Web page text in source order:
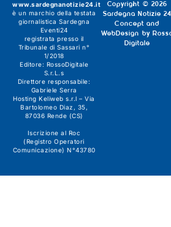
Copyright © 2026
Sardegna Notizie 24
Concept and
WebDesign by
Digitale
www.sardegnanotizie24.it
è un marchio della testata
giornalistica Sardegna
Eventi24
registrata presso il
Tribunale di Sassari n°
1/2018
Editore: RossoDigitale
S.r.L.s
Direttore responsabile:
Gabriele Serra
Hosting Keliweb s.r.l – Via
Bartolomeo Diaz, 35,
87036 Rende (CS)
Iscrizione al Roc
(Registro Operatori
Comunicazione) N°43780